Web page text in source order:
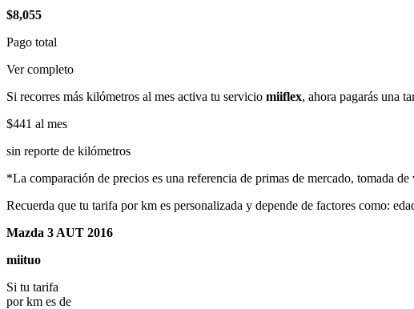
$8,055
Pago total
Ver completo
Si recorres más kilómetros al mes activa tu servicio miiflex, ahora pagarás una
$441 al mes
sin reporte de kilómetros
*La comparación de precios es una referencia de primas de mercado, tomada
Recuerda que tu tarifa por km es personalizada y depende de factores como:
Mazda 3 AUT 2016
miituo
Si tu tarifa
por km es de